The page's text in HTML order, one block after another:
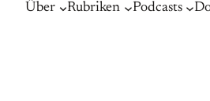
Über Rubriken Podcasts